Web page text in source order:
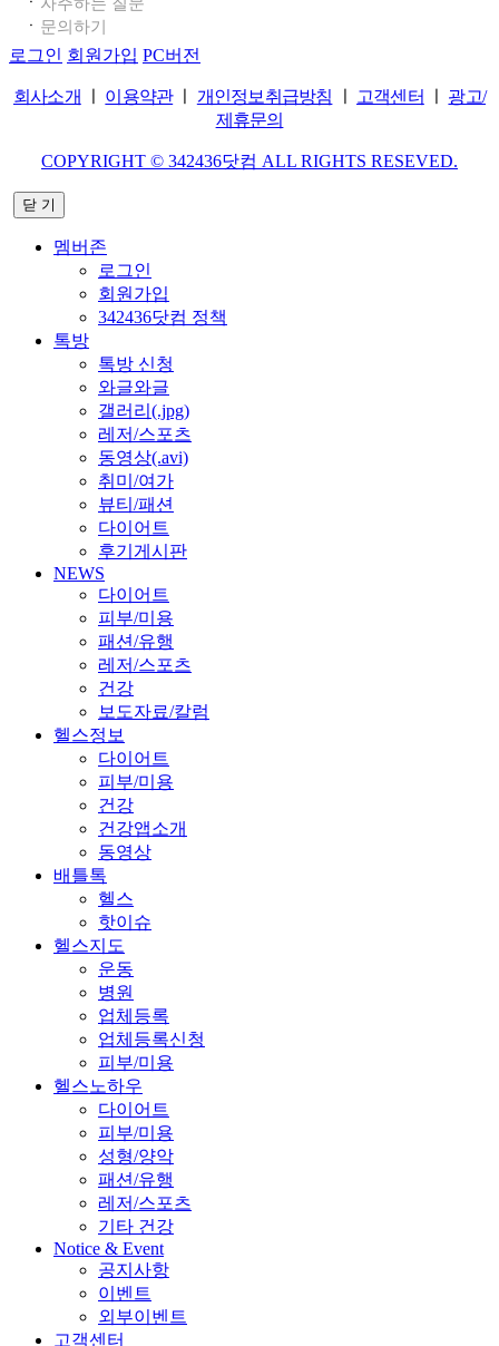
ㆍ 문의하기
로그인 회원가입 PC버전
회사소개 이용약관ㅣ 개인정보취급방침 고객센터
광고/
제휴문의
COPYRIGHT © 342436닷컴 ALL RIGHTS RESEVED.
닫 기
멤버존
로그인
회원가입
342436닷컴 정책
톡방
톡방 신청
와글와글
갤러리(.jpg)
레저/스포츠
동영상(.avi)
취미/여가
뷰티/패션
다이어트
후기게시판
NEWS
다이어트
피부/미용
패션/유행
레저/스포츠
건강
보도자료/칼럼
헬스정보
다이어트
피부/미용
건강
건강앱소개
동영상
배틀톡
헬스
핫이슈
헬스지도
운동
병원
업체등록
업체등록신청
피부/미용
헬스노하우
다이어트
피부/미용
성형/양악
패션/유행
레저/스포츠
기타 건강
Notice & Event
공지사항
이벤트
외부이벤트
고객센터